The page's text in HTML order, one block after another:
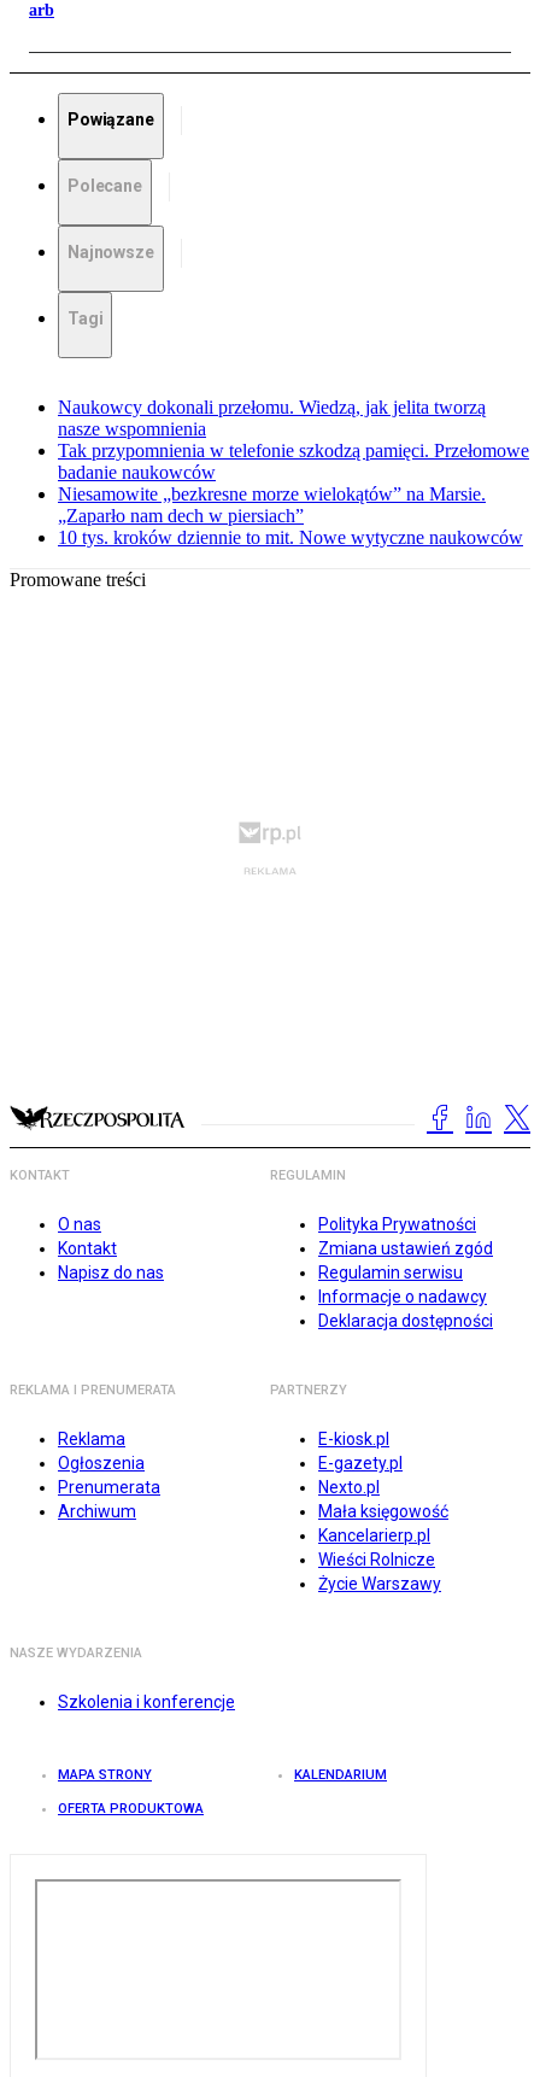
arb
Powiązane
Polecane
Najnowsze
Tagi
Naukowcy dokonali przełomu. Wiedzą, jak jelita tworzą
nasze wspomnienia
Tak przypomnienia w telefonie szkodzą pamięci. Przełomowe
badanie naukowców
Niesamowite „bezkresne morze wielokątów” na Marsie.
„Zaparło nam dech w piersiach”
10 tys. kroków dziennie to mit. Nowe wytyczne naukowców
Promowane treści
KONTAKT
O nas
Kontakt
Napisz do nas
REGULAMIN
Polityka Prywatności
Zmiana ustawień zgód
Regulamin serwisu
Informacje o nadawcy
Deklaracja dostępności
REKLAMA I PRENUMERATA
Reklama
Ogłoszenia
Prenumerata
Archiwum
PARTNERZY
E-kiosk.pl
E-gazety.pl
Nexto.pl
Mała księgowość
Kancelarierp.pl
Wieści Rolnicze
Życie Warszawy
NASZE WYDARZENIA
Szkolenia i konferencje
MAPA STRONY KALENDARIUM
OFERTA PRODUKTOWA